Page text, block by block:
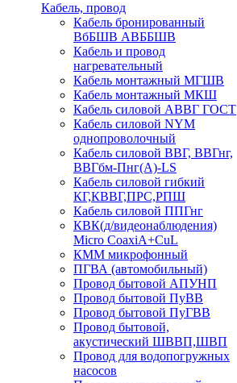
Кабель, провод
Кабель бронированный
ВбБШВ АВББШВ
Кабель и провод
нагревательный
Кабель монтажный МГШВ
Кабель монтажный МКШ
Кабель силовой АВВГ ГОСТ
Кабель силовой NYM
однопроволочный
Кабель силовой ВВГ, ВВГнг,
ВВГбм-Пнг(А)-LS
Кабель силовой гибкий
КГ,КВВГ,ПРС,РПШ
Кабель силовой ППГнг
КВК(д/видеонаблюдения)
Micro CoaxiA+CuL
КММ микрофонный
ПГВА (автомобильный)
Провод бытовой АПУНП
Провод бытовой ПуВВ
Провод бытовой ПуГВВ
Провод бытовой,
акустический ШВВП,ШВП
Провод для водопогружных
насосов